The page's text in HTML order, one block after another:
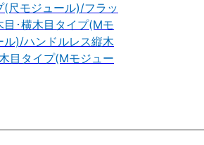
(尺モジュール)/フラッ
目･横木目タイプ(Mモ
ル)/ハンドルレス縦木
目タイプ(Mモジュー